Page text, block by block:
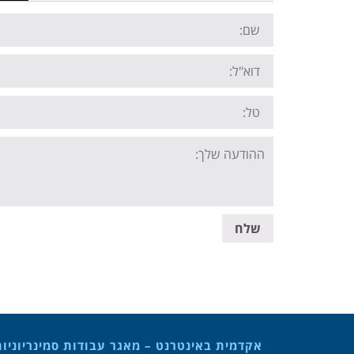
Name:
Email:
Tel:
Your
message:
שלח
אקדמית באינטרנט – מאגר עבודות